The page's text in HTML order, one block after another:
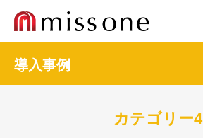
導入事例
カテゴリー4